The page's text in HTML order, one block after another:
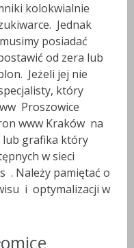
kolokwialnie
Jednak
posiadać
od zera lub
Jeżeli jej nie
który
Proszowice
www Kraków na
grafika który
w sieci
. Należy pamiętać o
i optymalizacji w